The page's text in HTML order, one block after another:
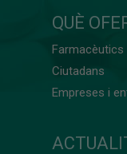
QUÈ
Farmacèutics
Ciutadans
Empreses i